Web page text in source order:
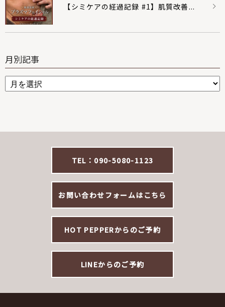
【シミケアの経過記録 #1】肌質改善...
月別記事
TEL：090-5080-1123
お問い合わせフォームはこちら
HOT PEPPERからのご予約
LINEからのご予約